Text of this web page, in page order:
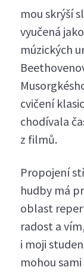
mou skrýší
vyučená
múzických
cvičení
chodívala
z filmů.
Propojení
hudby má
oblast
radost a
i moji
mohou